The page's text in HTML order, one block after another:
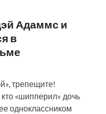
Адаммс и
в
трепещите!
«шипперил» дочь
одноклассником